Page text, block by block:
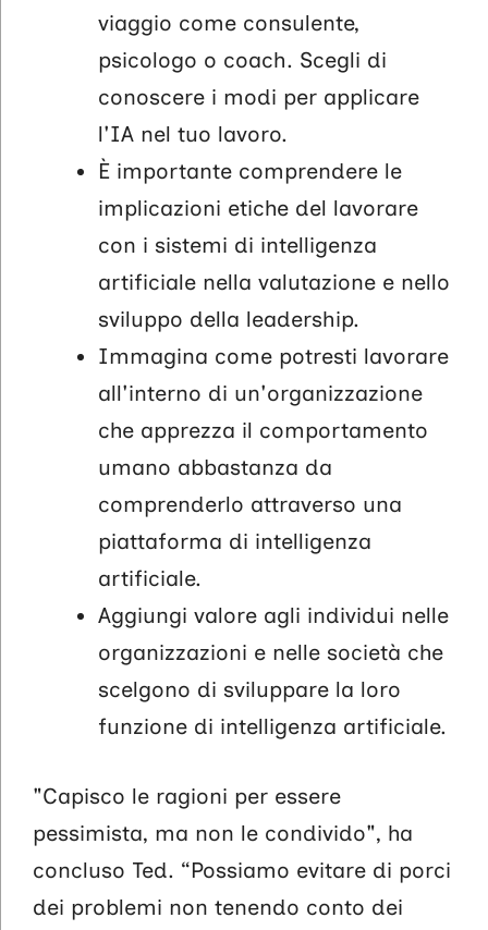
viaggio come consulente,
psicologo o coach. Scegli di
conoscere i modi per applicare
l'IA nel tuo lavoro.
È importante comprendere le
implicazioni etiche del lavorare
con i sistemi di intelligenza
artificiale nella valutazione e nello
sviluppo della leadership.
Immagina come potresti lavorare
all'interno di un'organizzazione
che apprezza il comportamento
umano abbastanza da
comprenderlo attraverso una
piattaforma di intelligenza
artificiale.
Aggiungi valore agli individui nelle
organizzazioni e nelle società che
scelgono di sviluppare la loro
funzione di intelligenza artificiale.
"Capisco le ragioni per essere
pessimista, ma non le condivido", ha
concluso Ted. “Possiamo evitare di porci
dei problemi non tenendo conto dei